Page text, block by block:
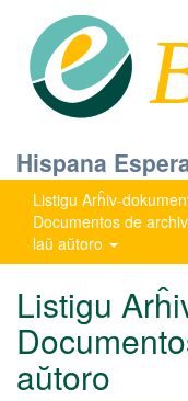
Hispana
Listigu Arĥiv-
Documentos de
laŭ aŭtoro
Listigu
aŭtoro